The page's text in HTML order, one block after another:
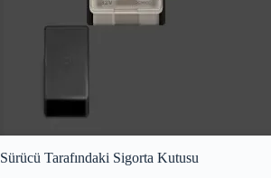
Sürücü Tarafındaki Sigorta Kutusu